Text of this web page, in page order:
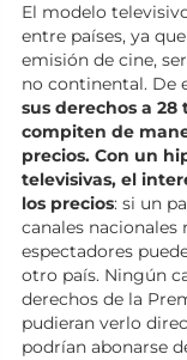
El modelo
entre países, ya
emisión de cine,
no continental. De
sus derechos a
compiten de
precios. Con un
televisivas, el
los precios: si un
canales
espectadores
otro país. Ningún
derechos de la
pudieran verlo
podrían abonarse